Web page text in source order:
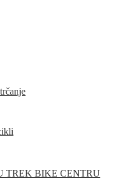
TREK BIKE CENTRU